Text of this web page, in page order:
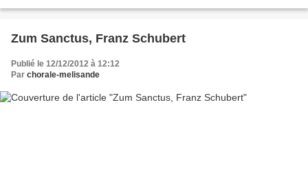
Zum Sanctus, Franz Schubert
Publié le 12/12/2012 à 12:12
Par chorale-melisande